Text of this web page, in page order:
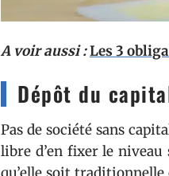
A voir aussi :Les 3
Dépôt du
Pas de société sans
libre d’en fixer le niveau